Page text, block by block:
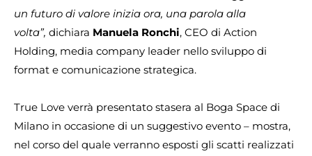
un futuro di valore inizia ora, una parola alla
volta”, dichiara Manuela Ronchi, CEO di Action
Holding, media company leader nello sviluppo di
format e comunicazione strategica.
True Love verrà presentato stasera al Boga Space di
Milano in occasione di un suggestivo evento – mostra,
nel corso del quale verranno esposti gli scatti realizzati